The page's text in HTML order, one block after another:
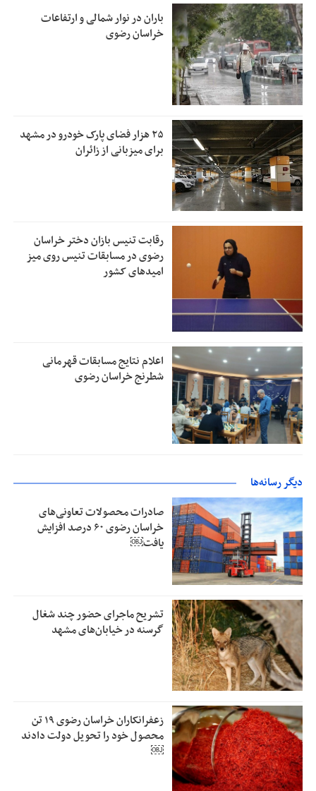
باران در نوار شمالی و ارتفاعات
خراسان رضوی
۲۵ هزار فضای پارک خودرو در مشهد
برای میزبانی از زائران
رقابت تنیس بازان دختر خراسان
رضوی در مسابقات تنیس روی میز
امیدهای کشور
اعلام نتایج مسابقات قهرمانی
شطرنج خراسان رضوی
دیگر رسانه‌ها
صادرات محصولات تعاونی‌های
خراسان رضوی ۶۰ درصد افزایش
یافت￼
تشریح ماجرای حضور چند شغال
گرسنه در خیابان‌های مشهد
زعفرانکاران خراسان رضوی ۱۹ تن
محصول خود را تحویل دولت دادند
￼